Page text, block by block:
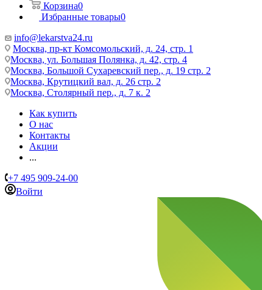
Корзина0
Избранные товары0
info@lekarstva24.ru
Москва, пр-кт Комсомольский, д. 24, стр. 1
Москва, ул. Большая Полянка, д. 42, стр. 4
Москва, Большой Сухаревский пер., д. 19 стр. 2
Москва, Крутицкий вал, д. 26 стр. 2
Москва, Столярный пер., д. 7 к. 2
Как купить
О нас
Контакты
Акции
...
+7 495 909-24-00
Войти